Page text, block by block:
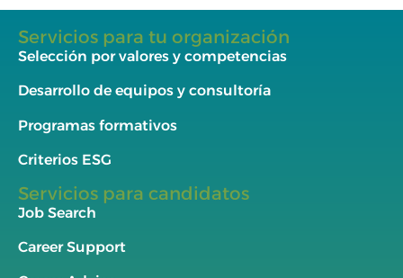
Servicios para tu organización
Selección por valores y competencias
Desarrollo de equipos y consultoría
Programas formativos
Criterios ESG
Servicios para candidatos
Job Search
Career Support